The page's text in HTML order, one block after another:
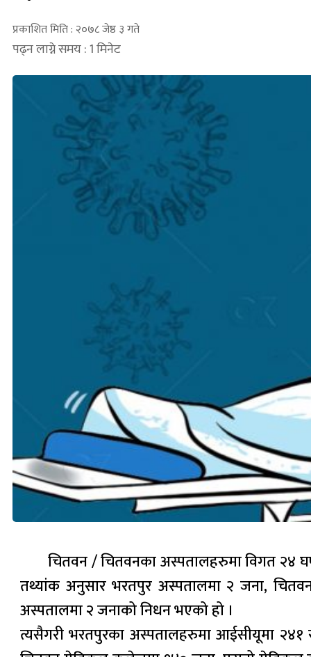
प्रकाशित मिति : २०७८ जेष्ठ ३ गते
पढ्न लाग्ने समय : 1 मिनेट
चितवन / चितवनका अस्पतालहरुमा विगत २४
तथ्यांक अनुसार भरतपुर अस्पतालमा २ जना,
अस्पतालमा २ जनाको निधन भएको हो ।
त्यसैगरी भरतपुरका अस्पतालहरुमा आईसीयूमा